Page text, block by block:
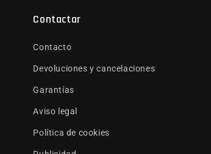
Contactar
Contacto
Devoluciones y cancelaciones
Garantías
Aviso legal
Política de cookies